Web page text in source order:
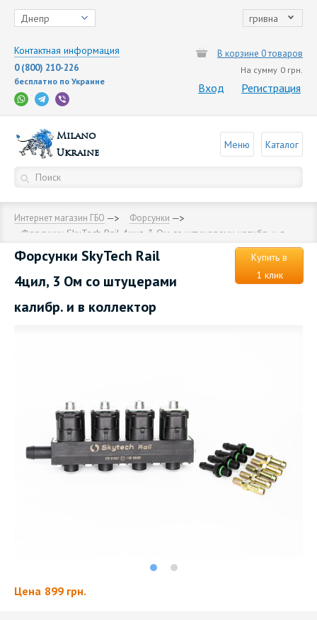
Днепр гривна
Контактная информация
0 (800) 210-226
бесплатно по Украине
В корзине 0 товаров
На сумму 0 грн.
Вход Регистрация
Milano
Ukraine
Меню Каталог
Интернет магазин ГБО Форсунки
Форсунки SkyTech Rail 4цил, 3 Ом со штуцерами калибр. и в
Форсунки SkyTech Rail
4цил, 3 Ом со штуцерами
калибр. и в коллектор
Купить в
1 клик
Цена 899 грн.